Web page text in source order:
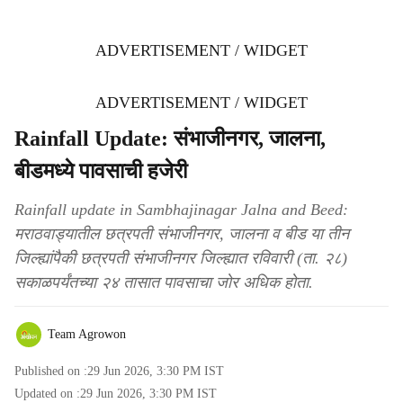
ADVERTISEMENT / WIDGET
ADVERTISEMENT / WIDGET
Rainfall Update: संभाजीनगर, जालना,
बीडमध्ये पावसाची हजेरी
Rainfall update in Sambhajinagar Jalna and Beed:
मराठवाड्यातील छत्रपती संभाजीनगर, जालना व बीड या तीन
जिल्ह्यांपैकी छत्रपती संभाजीनगर जिल्ह्यात रविवारी (ता. २८)
सकाळपर्यंतच्या २४ तासात पावसाचा जोर अधिक होता.
Team Agrowon
Published on :29 Jun 2026, 3:30 PM IST
Updated on :29 Jun 2026, 3:30 PM IST